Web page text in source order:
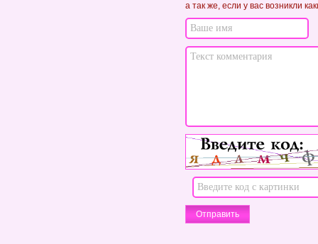
а так же, если у вас возникли